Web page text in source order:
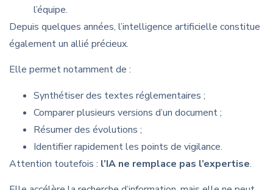
l’équipe.
Depuis quelques années, l’intelligence artificielle constitue
également un allié précieux.
Elle permet notamment de :
Synthétiser des textes réglementaires ;
Comparer plusieurs versions d’un document ;
Résumer des évolutions ;
Identifier rapidement les points de vigilance.
Attention toutefois : l’IA ne remplace pas l’expertise.